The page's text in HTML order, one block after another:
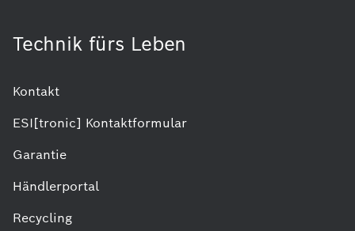
Technik fürs Leben
Kontakt
ESI[tronic] Kontaktformular
Garantie
Händlerportal
Recycling